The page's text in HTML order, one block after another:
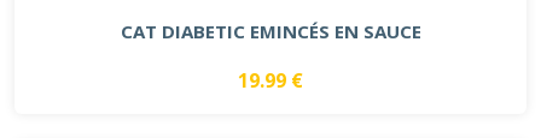
CAT DIABETIC EMINCÉS EN SAUCE
19.99 €